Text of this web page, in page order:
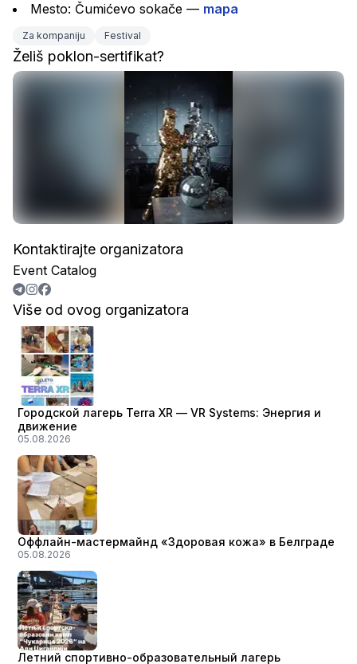
Mesto: Čumićevo sokače — mapa
Za kompaniju Festival
Želiš poklon-sertifikat?
Kontaktirajte organizatora
Event Catalog
Više od ovog organizatora
Городской лагерь Terra XR — VR Systems: Энергия и
движение
05.08.2026
Оффлайн-мастермайнд «Здоровая кожа» в Белграде
05.08.2026
Летний спортивно-образовательный лагерь